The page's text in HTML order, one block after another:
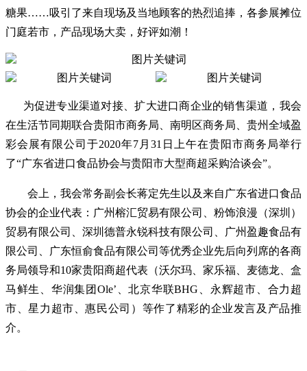
糖果……吸引了来自现场及当地顾客的热烈追捧，各参展摊位
门庭若市，产品现场大卖，好评如潮！
为促进专业渠道对接、扩大进口商企业的销售渠道，我会
在生活节同期联合贵阳市商务局、南明区商务局、贵州全域盈
彩会展有限公司于2020年7月31日上午在贵阳市商务局举行
了“广东省进口食品协会与贵阳市大型商超采购洽谈会”。
会上，我会常务副会长蒋定先生以及来自广东省进口食品
协会的企业代表：广州榕汇贸易有限公司、粉饰浪漫（深圳）
贸易有限公司、深圳德普永锐科技有限公司、广州盈趣食品有
限公司、广东恒俞食品有限公司等优秀企业先后向列席的各商
务局领导和10家贵阳商超代表（沃尔玛、家乐福、麦德龙、盒
马鲜生、华润集团Ole’、北京华联BHG、永辉超市、合力超
市、星力超市、惠民公司）等作了精彩的企业发言及产品推
介。